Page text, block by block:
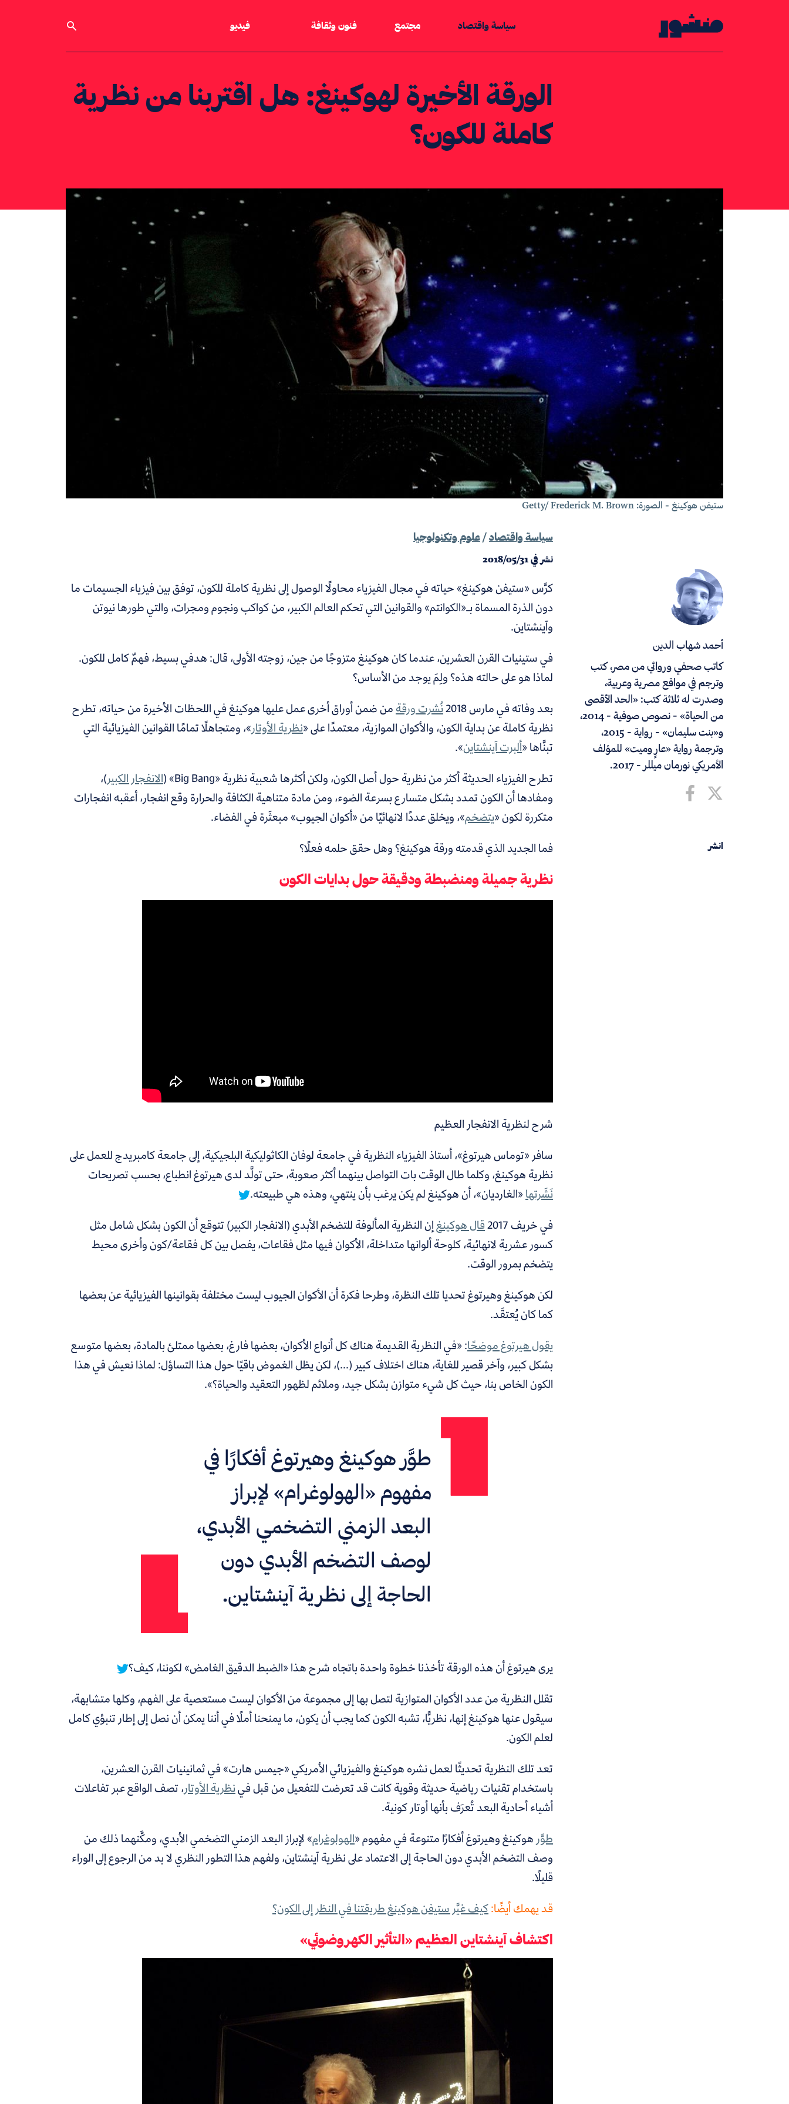
الصفحة الرئيسية سياسة واقتصاد مجتمع فنون وثقافة فيديو
الورقة الأخيرة لهوكينغ: هل اقتربنا من نظرية
كاملة للكون؟
ستيفن هوكينغ - الصورة: Getty/ Frederick M. Brown
أحمد شهاب الدين
كاتب صحفي وروائي من مصر، كتب
وترجم في مواقع مصرية وعربية،
وصدرت له ثلاثة كتب: «الحد الأقصى
من الحياة» - نصوص صوفية - 2014،
و«بنت سليمان» - رواية - 2015،
وترجمة رواية «عارٍ وميت» للمؤلف
الأمريكي نورمان ميللر - 2017.
انشر
سياسة واقتصاد/علوم وتكنولوجيا
نشر في2018/05/31
كرَّس «ستيفن هوكينغ» حياته في مجال الفيزياء محاولًا الوصول إلى نظرية كاملة للكون، توفق بين فيزياء الجسيمات ما
دون الذرة المسماة بـ«الكوانتم» والقوانين التي تحكم العالم الكبير، من كواكب ونجوم ومجرات، والتي طورها نيوتن
وآينشتاين.
في ستينيات القرن العشرين، عندما كان هوكينغ متزوجًا من جين، زوجته الأولى، قال: هدفي بسيط، فهمٌ كامل للكون.
لماذا هو على حالته هذه؟ ولِمَ يوجد من الأساس؟
بعد وفاته في مارس 2018
نُشرت ورقةمن ضمن أوراق أخرى عمل عليها هوكينغ في اللحظات الأخيرة من حياته، تطرح
نظرية كاملة عن بداية الكون، والأكوان الموازية، معتمدًا على «نظرية الأوتار»، ومتجاهلًا تمامًا القوانين الفيزيائية التي
تبنَّاها «ألبرت آينشتاين».
تطرح الفيزياء الحديثة أكثر من نظرية حول أصل الكون، ولكن أكثرها شعبية نظرية «Big Bang» (
الانفجار الكبير)،
ومفادها أن الكون تمدد بشكل متسارع بسرعة الضوء، ومن مادة متناهية الكثافة والحرارة وقع انفجار، أعقبه انفجارات
متكررة لكون «يتضخم»، ويخلق عددًا لانهائيًا من «أكوان الجيوب» مبعثَرة في الفضاء.
فما الجديد الذي قدمته ورقة هوكينغ؟ وهل حقق حلمه فعلًا؟
نظرية جميلة ومنضبطة ودقيقة حول بدايات الكون
شرح لنظرية الانفجار العظيم
سافر «توماس هيرتوغ»، أستاذ الفيزياء النظرية في جامعة لوفان الكاثوليكية البلجيكية، إلى جامعة كامبريدج للعمل على
نظرية هوكينغ، وكلما طال الوقت بات التواصل بينهما أكثر صعوبة، حتى تولَّد لدى هيرتوغ انطباع، بحسب تصريحات
نَشَرتها«الغارديان»،أن هوكينغ لم يكن يرغب بأن ينتهي، وهذه هي طبيعته.
في خريف 2017
قال هوكينغإن النظرية المألوفة للتضخم الأبدي (الانفجار الكبير) تتوقع أن الكون بشكل شامل مثل
كسور عشرية لانهائية، كلوحة ألوانها متداخلة، الأكوان فيها مثل فقاعات، يفصل بين كل فقاعة/كون وأخرى محيط
يتضخم بمرور الوقت.
لكن هوكينغ وهيرتوغ تحديا تلك النظرة، وطرحا فكرة أن الأكوان الجيوب ليست مختلفة بقوانينها الفيزيائية عن بعضها
كما كان يُعتقَد.
يقول هيرتوغ موضحًا: «في النظرية القديمة هناك كل أنواع الأكوان، بعضها فارغ، بعضها ممتلئ بالمادة، بعضها متوسع
بشكل كبير، وآخر قصير للغاية، هناك اختلاف كبير (...)، لكن يظل الغموض باقيًا حول هذا التساؤل: لماذا نعيش في هذا
الكون الخاص بنا، حيث كل شيء متوازن بشكل جيد، وملائم لظهور التعقيد والحياة؟».
طوَّر هوكينغ وهيرتوغ أفكارًا في
مفهوم «الهولوغرام» لإبراز
البعد الزمني التضخمي الأبدي،
لوصف التضخم الأبدي دون
الحاجة إلى نظرية آينشتاين.
يرى هيرتوغ أن هذه الورقة تأخذنا خطوة واحدة باتجاه شرح هذا «الضبط الدقيق الغامض» لكوننا، كيف؟
تقلل النظرية من عدد الأكوان المتوازية لتصل بها إلى مجموعة من الأكوان ليست مستعصية على الفهم، وكلها متشابهة،
سيقول عنها هوكينغ إنها، نظريًّا، تشبه الكون كما يجب أن يكون، ما يمنحنا أملًا في أننا يمكن أن نصل إلى إطار تنبؤي كامل
لعلم الكون.
تعد تلك النظرية تحديثًا لعمل نشره هوكينغ والفيزيائي الأمريكي «جيمس هارت» في ثمانينيات القرن العشرين،
باستخدام تقنيات رياضية حديثة وقوية كانت قد تعرضت للتفعيل من قبل فينظرية الأوتار، تصف الواقع عبر تفاعلات
أشياء أحادية البعد تُعرَف بأنها أوتار كونية.
طوَّرهوكينغ وهيرتوغ أفكارًا متنوعة فيمفهوم «الهولوغرام» لإبراز البعد الزمني التضخمي الأبدي، ومكَّنهما ذلك من
وصف التضخم الأبدي دون الحاجة إلى الاعتماد على نظرية آينشتاين، ولفهم هذا التطور النظري لا بد من الرجوع إلى الوراء
قليلًا.
قد يهمك أيضًا:كيف غيَّر ستيفن هوكينغ طريقتنا في النظر إلى الكون؟
اكتشاف آينشتاين العظيم «التأثير الكهروضوئي»